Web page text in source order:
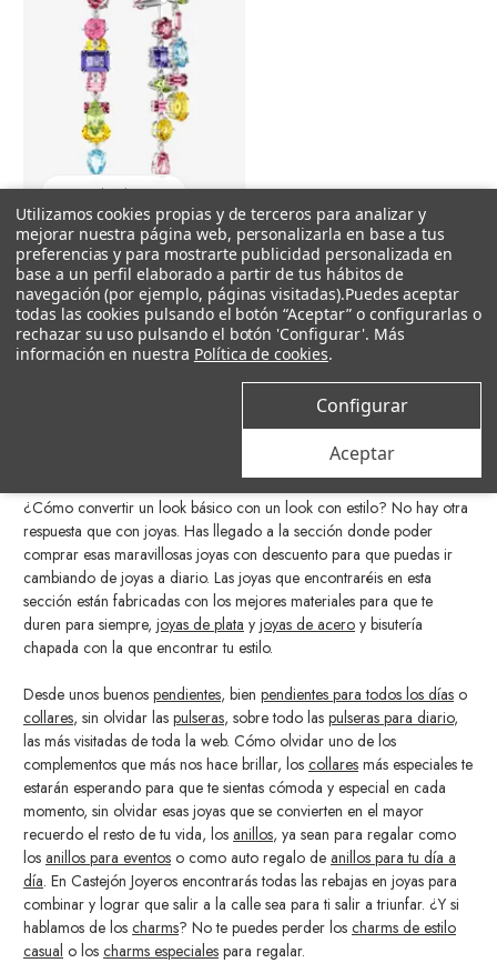
+ Añadir al carrito
Swarovski
Pendientes Gema. Diseño asimétrico, Tallas mixtas, Largos, Multicolores, Baño de rodio
199 €
¿Cómo convertir un look básico con un look con estilo? No hay otra
respuesta que con joyas. Has llegado a la sección donde poder
comprar esas maravillosas joyas con descuento para que puedas ir
cambiando de joyas a diario. Las joyas que encontraréis en esta
sección están fabricadas con los mejores materiales para que te
duren para siempre, joyas de plata y joyas de acero y bisutería
chapada con la que encontrar tu estilo.
Desde unos buenos pendientes, bien pendientes para todos los días o
collares, sin olvidar las pulseras, sobre todo las pulseras para diario,
las más visitadas de toda la web. Cómo olvidar uno de los
complementos que más nos hace brillar, los collares más especiales te
estarán esperando para que te sientas cómoda y especial en cada
momento, sin olvidar esas joyas que se convierten en el mayor
recuerdo el resto de tu vida, los anillos, ya sean para regalar como
los anillos para eventos o como auto regalo de anillos para tu día a
día. En Castejón Joyeros encontrarás todas las rebajas en joyas para
combinar y lograr que salir a la calle sea para ti salir a triunfar. ¿Y si
hablamos de los charms? No te puedes perder los charms de estilo
casual o los charms especiales para regalar.
Utilizamos cookies propias y de terceros para analizar y
mejorar nuestra página web, personalizarla en base a tus
preferencias y para mostrarte publicidad personalizada en
base a un perfil elaborado a partir de tus hábitos de
navegación (por ejemplo, páginas visitadas).Puedes aceptar
todas las cookies pulsando el botón “Aceptar” o configurarlas o
rechazar su uso pulsando el botón 'Configurar'. Más
información en nuestra Política de cookies.
Configurar
Aceptar